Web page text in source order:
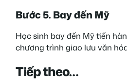
Bước 5. Bay đến Mỹ
Học sinh bay đến Mỹ tiến
chương trình giao lưu văn
Tiếp theo…